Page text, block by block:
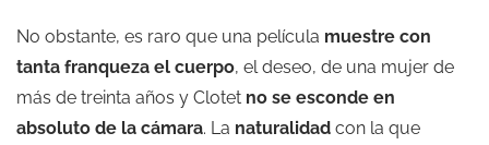
No obstante, es raro que una película muestre con
tanta franqueza el cuerpo, el deseo, de una mujer de
más de treinta años y Clotet no se esconde en
absoluto de la cámara. La naturalidad con la que